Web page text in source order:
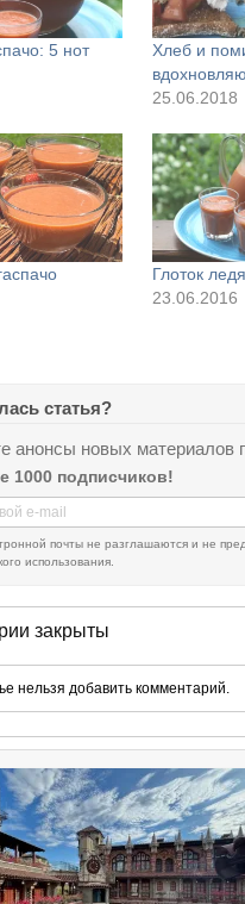
5 нот
Хлеб и
25.06.2018
Глоток
23.06.2016
статья?
анонсы новых материалов
1000 подписчиков!
почты не разглашаются и не
использования.
закрыты
нельзя добавить комментарий.